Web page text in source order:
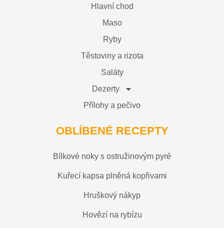
Hlavní chod
Maso
Ryby
Těstoviny a rizota
Saláty
Dezerty
Přílohy a pečivo
OBLÍBENÉ RECEPTY
Bílkové noky s ostružinovým pyré
Kuřecí kapsa plněná kopřivami
Hruškový nákyp
Hovězí na rybízu